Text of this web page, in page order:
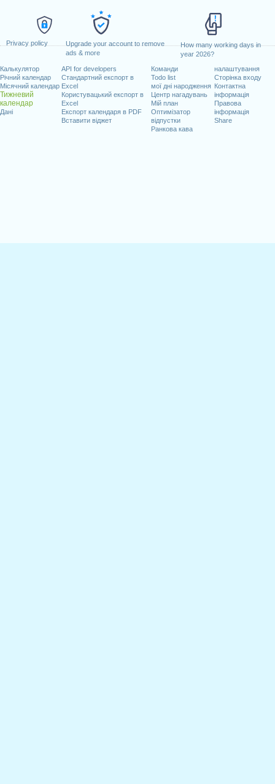
Privacy policy
Upgrade your account to remove
ads & more
How many working days in
year 2026?
Калькулятор
Річний календар
Місячний календар
Тижневий
календар
Дані
API for developers
Стандартний експорт в
Excel
Користувацький експорт в
Excel
Експорт календаря в PDF
Вставити віджет
Команди
Todo list
мої дні народження
Центр нагадувань
Мій план
Оптимізатор
відпустки
Ранкова кава
налаштування
Сторінка входу
Контактна
інформація
Правова
інформація
Share